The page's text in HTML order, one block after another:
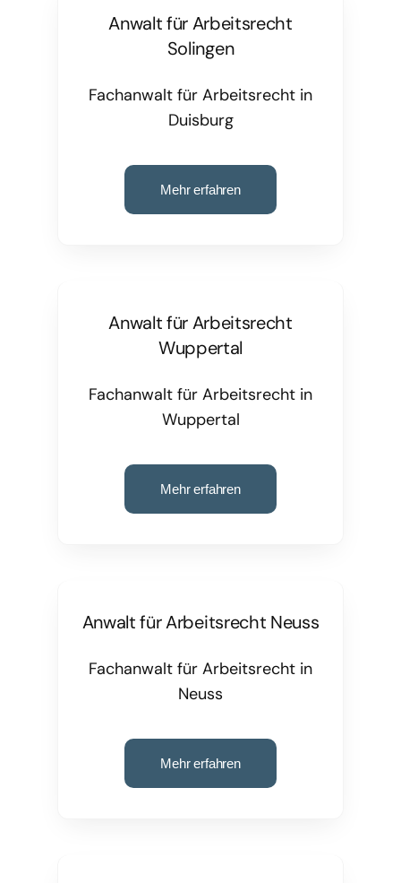
Anwalt für Arbeitsrecht
Solingen
Fachanwalt für Arbeitsrecht in
Duisburg
Mehr erfahren
Anwalt für Arbeitsrecht
Wuppertal
Fachanwalt für Arbeitsrecht in
Wuppertal
Mehr erfahren
Anwalt für Arbeitsrecht Neuss
Fachanwalt für Arbeitsrecht in
Neuss
Mehr erfahren